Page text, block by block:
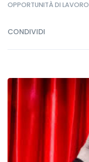
OPPORTUNITÀ DI LAVORO
CONDIVIDI